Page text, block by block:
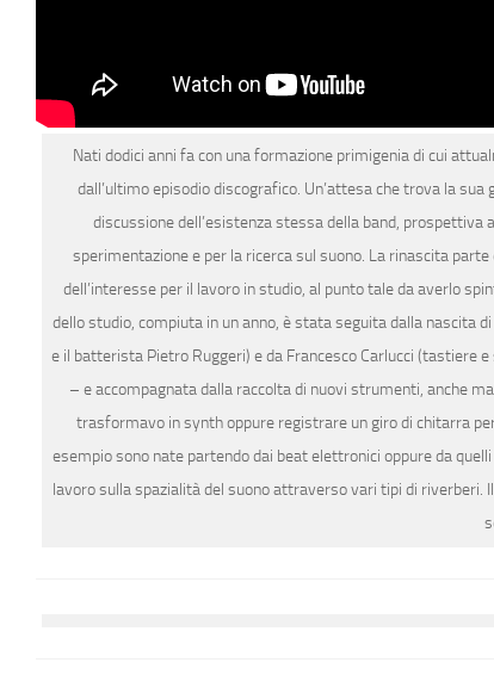
Nati dodici anni fa con una formazione primigenia di cui
dall’ultimo episodio discografico. Un’attesa che trova la
discussione dell’esistenza stessa della band,
sperimentazione e per la ricerca sul suono. La rinascita
dell’interesse per il lavoro in studio, al punto tale da averlo
dello studio, compiuta in un anno, è stata seguita dalla nascita
e il batterista Pietro Ruggeri) e da Francesco Carlucci (tastiere
– e accompagnata dalla raccolta di nuovi strumenti, anche
trasformavo in synth oppure registrare un giro di chitarra
esempio sono nate partendo dai beat elettronici oppure da
lavoro sulla spazialità del suono attraverso vari tipi di